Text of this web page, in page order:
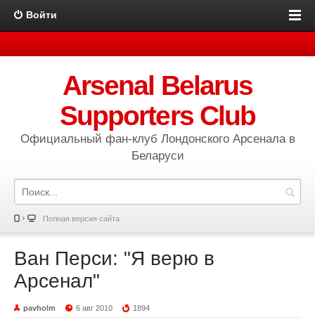
Войти
Arsenal Belarus
Supporters Club
Официальный фан-клуб Лондонского Арсенала в
Беларуси
Полная версия сайта
Ван Перси: "Я верю в
Арсенал"
pavholm 6 авг 2010 1894